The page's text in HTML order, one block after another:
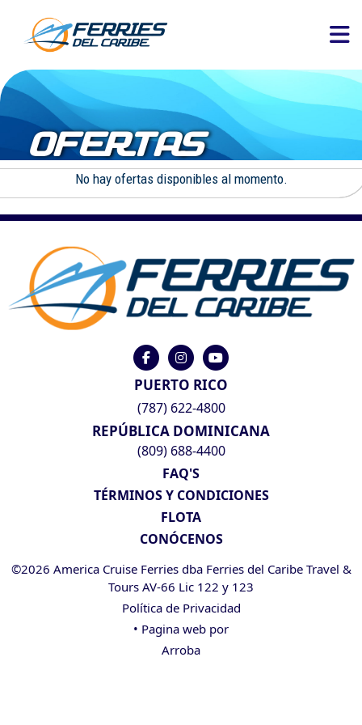
OFERTAS
No hay ofertas disponibles al momento.
PUERTO RICO
(787) 622-4800
REPÚBLICA DOMINICANA
(809) 688-4400
FAQ'S
TÉRMINOS Y CONDICIONES
FLOTA
CONÓCENOS
©2026 America Cruise Ferries dba Ferries del Caribe Travel &
Tours AV-66 Lic 122 y 123
Política de Privacidad
• Pagina web por
Arroba